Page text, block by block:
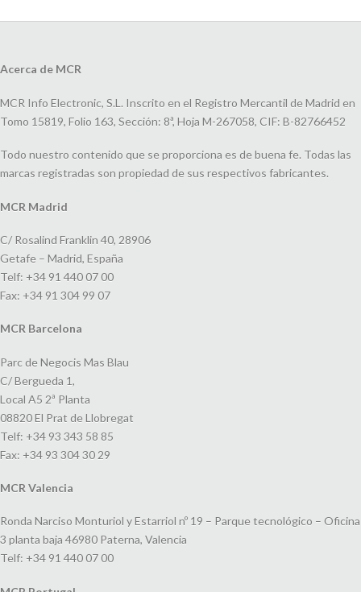
Acerca de MCR
MCR Info Electronic, S.L. Inscrito en el Registro Mercantil de Madrid en
Tomo 15819, Folio 163, Sección: 8ª, Hoja M-267058, CIF: B-82766452
Todo nuestro contenido que se proporciona es de buena fe. Todas las
marcas registradas son propiedad de sus respectivos fabricantes.
MCR Madrid
C/ Rosalind Franklin 40, 28906
Getafe – Madrid, España
Telf: +34 91 440 07 00
Fax: +34 91 304 99 07
MCR Barcelona
Parc de Negocis Mas Blau
C/ Bergueda 1,
Local A5 2ª Planta
08820 El Prat de Llobregat
Telf: +34 93 343 58 85
Fax: +34 93 304 30 29
MCR Valencia
Ronda Narciso Monturiol y Estarriol nº 19 – Parque tecnológico – Oficina
3 planta baja 46980 Paterna, Valencia
Telf: +34 91 440 07 00